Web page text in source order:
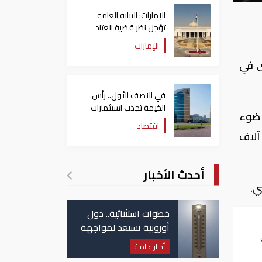
في
معدل في ضوء
العوامل الموسمية بلغ 231 ألفا للأسبوع المنتهي في الثالث من مارس، كانت الطلبات انخفضت إلى 210 آلاف
الإمارات: النيابة العامة
تؤجل نظر قضية العتاد
العسكري للسودان
الإمارات
في النصف الأول.. رأس
الخيمة تجذب استثمارات
تتجاوز 771 مليون درهماقتصاد
أحدث الأخبار
خطوات استثنائية.. دول
أوروبية تستعد لمواجهة
موجة حر غير مسبوقة
أخبار عالمية